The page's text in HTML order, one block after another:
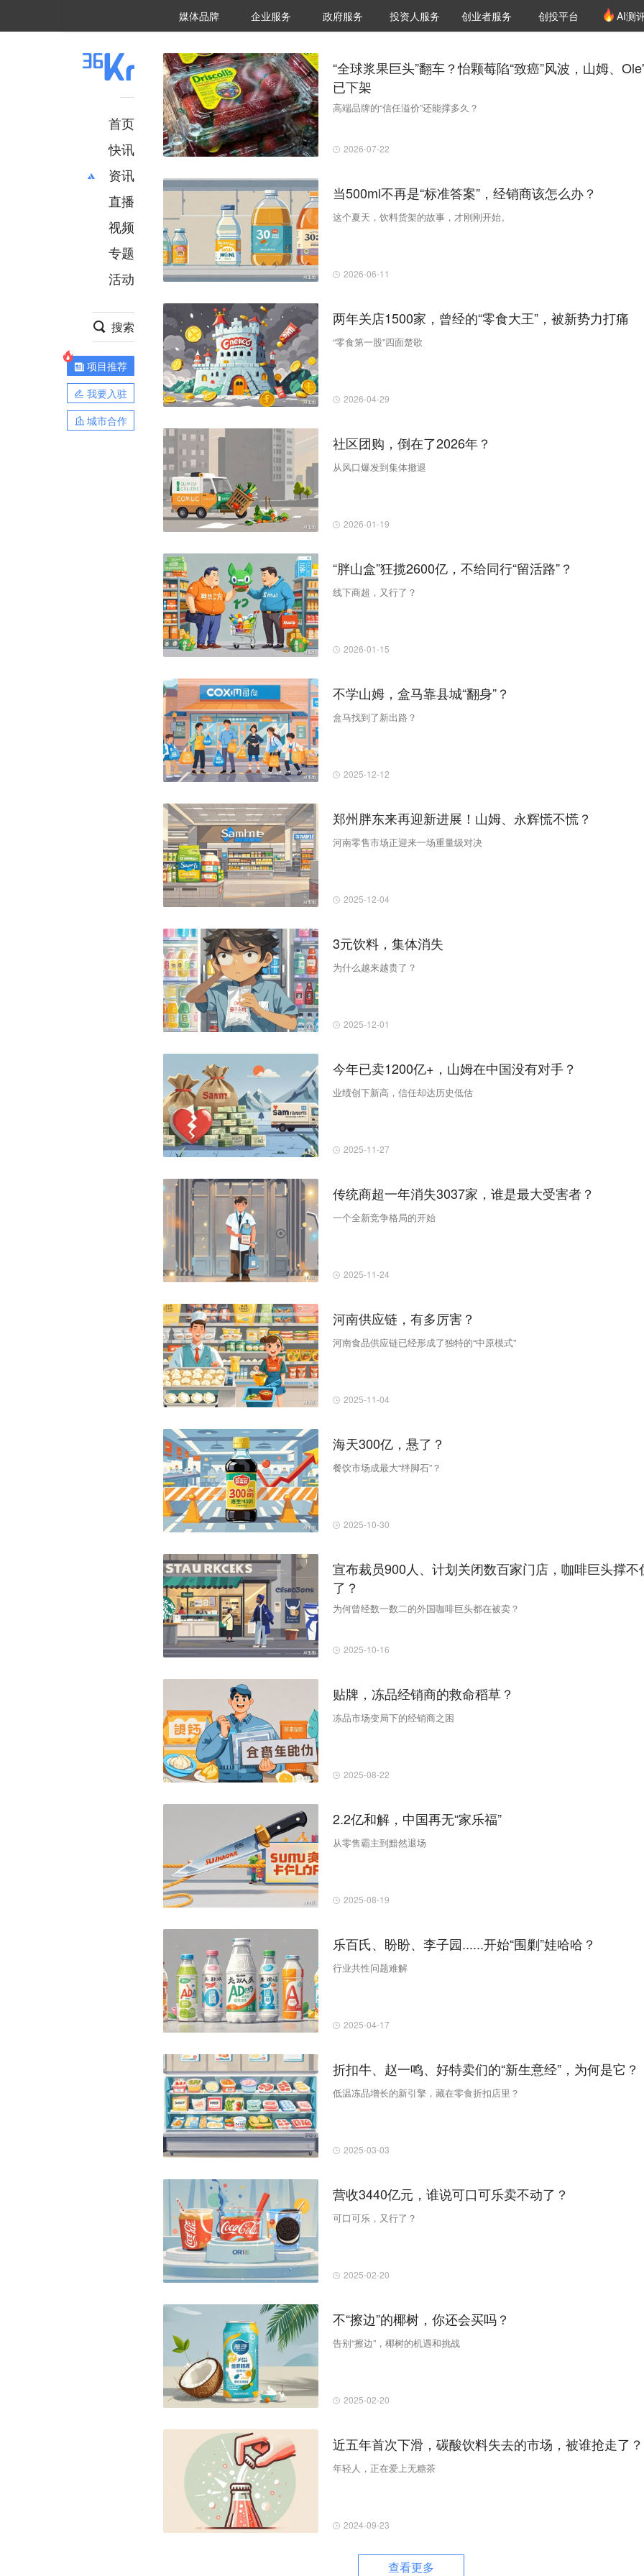
媒体品牌 36Kr研究院
企业服务 城市之窗
政府服务 VClub投资机构库
投资机构职位推介
投资人服务 创投氪堂
创业者服务 创投平台 AI测
首页
快讯
资讯
推荐
财经
项目推荐
安徽
直播
视频
专题
活动
搜索
项目推荐
我要入驻
城市合作
“全球浆果巨头”翻车？怡颗莓陷“致癌”风波，山姆、Ole'
已下架
高端品牌的“信任溢价”还能撑多久？
2026-07-22
当500ml不再是“标准答案”，经销商该怎么办？
这个夏天，饮料货架的故事，才刚刚开始。
2026-06-11
两年关店1500家，曾经的“零食大王”，被新势力打痛
“零食第一股”四面楚歌
2026-04-29
社区团购，倒在了2026年？
从风口爆发到集体撤退
2026-01-19
“胖山盒”狂揽2600亿，不给同行“留活路”？
线下商超，又行了？
2026-01-15
不学山姆，盒马靠县城“翻身”？
盒马找到了新出路？
2025-12-12
郑州胖东来再迎新进展！山姆、永辉慌不慌？
河南零售市场正迎来一场重量级对决
2025-12-04
3元饮料，集体消失
为什么越来越贵了？
2025-12-01
今年已卖1200亿+，山姆在中国没有对手？
业绩创下新高，信任却达历史低估
2025-11-27
传统商超一年消失3037家，谁是最大受害者？
一个全新竞争格局的开始
2025-11-24
河南供应链，有多厉害？
河南食品供应链已经形成了独特的“中原模式”
2025-11-04
海天300亿，悬了？
餐饮市场成最大“绊脚石”？
2025-10-30
宣布裁员900人、计划关闭数百家门店，咖啡巨头撑不
了？
为何曾经数一数二的外国咖啡巨头都在被卖？
2025-10-16
贴牌，冻品经销商的救命稻草？
冻品市场变局下的经销商之困
2025-08-22
2.2亿和解，中国再无“家乐福”
从零售霸主到黯然退场
2025-08-19
乐百氏、盼盼、李子园......开始“围剿”娃哈哈？
行业共性问题难解
2025-04-17
折扣牛、赵一鸣、好特卖们的“新生意经”，为何是它？
低温冻品增长的新引擎，藏在零食折扣店里？
2025-03-03
营收3440亿元，谁说可口可乐卖不动了？
可口可乐，又行了？
2025-02-20
不“擦边”的椰树，你还会买吗？
告别“擦边”，椰树的机遇和挑战
2025-02-20
近五年首次下滑，碳酸饮料失去的市场，被谁抢走了？
年轻人，正在爱上无糖茶
2024-09-23
查看更多